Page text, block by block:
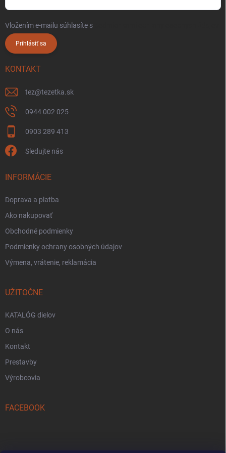
Vložením e-mailu súhlasíte s
Prihlásiť sa
KONTAKT
tez@tezetka.sk
0944 002 025
0903 289 413
Sledujte nás
INFORMÁCIE
Doprava a platba
Ako nakupovať
Obchodné podmienky
Podmienky ochrany osobných údajov
Výmena, vrátenie, reklamácia
UŽITOČNE
KATALÓG dielov
O nás
Kontakt
Prestavby
Výrobcovia
FACEBOOK